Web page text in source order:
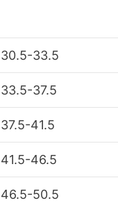
30.5-33.5
33.5-37.5
37.5-41.5
41.5-46.5
46.5-50.5